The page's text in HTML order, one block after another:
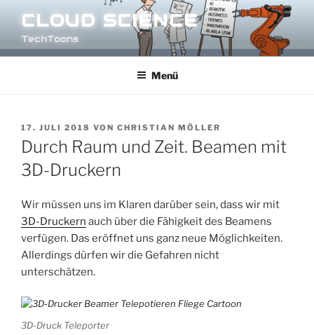
Inhalt
springen
CLOUD SCIENCE
TechToons
Menü
VERÖFFENTLICHT
AM
17. JULI 2018 VON CHRISTIAN MÖLLER
Durch Raum und Zeit. Beamen mit
3D-Druckern
Wir müssen uns im Klaren darüber sein, dass wir mit
3D-Druckern auch über die Fähigkeit des Beamens
verfügen. Das eröffnet uns ganz neue Möglichkeiten.
Allerdings dürfen wir die Gefahren nicht
unterschätzen.
3D-Druck Teleporter